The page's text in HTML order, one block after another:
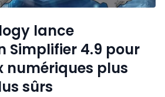
lance
Simplifier 4.9 pour
numériques plus
sûrs